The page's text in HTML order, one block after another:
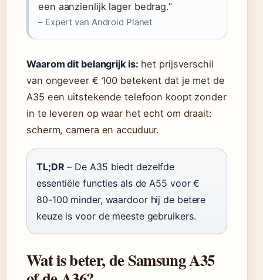
een aanzienlijk lager bedrag.”
– Expert van Android Planet
Waarom dit belangrijk is: het prijsverschil
van ongeveer € 100 betekent dat je met de
A35 een uitstekende telefoon koopt zonder
in te leveren op waar het echt om draait:
scherm, camera en accuduur.
TL;DR – De A35 biedt dezelfde
essentiële functies als de A55 voor €
80-100 minder, waardoor hij de betere
keuze is voor de meeste gebruikers.
Wat is beter, de Samsung A35